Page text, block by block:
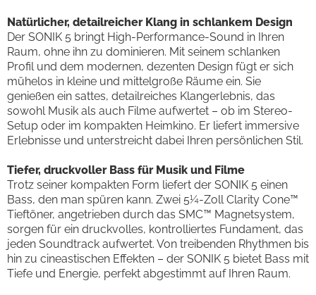
Natürlicher, detailreicher Klang in schlankem Design
Der SONIK 5 bringt High-Performance-Sound in Ihren
Raum, ohne ihn zu dominieren. Mit seinem schlanken
Profil und dem modernen, dezenten Design fügt er sich
mühelos in kleine und mittelgroße Räume ein. Sie
genießen ein sattes, detailreiches Klangerlebnis, das
sowohl Musik als auch Filme aufwertet – ob im Stereo-
Setup oder im kompakten Heimkino. Er liefert immersive
Erlebnisse und unterstreicht dabei Ihren persönlichen Stil.
Tiefer, druckvoller Bass für Musik und Filme
Trotz seiner kompakten Form liefert der SONIK 5 einen
Bass, den man spüren kann. Zwei 5¼-Zoll Clarity Cone™
Tieftöner, angetrieben durch das SMC™ Magnetsystem,
sorgen für ein druckvolles, kontrolliertes Fundament, das
jeden Soundtrack aufwertet. Von treibenden Rhythmen bis
hin zu cineastischen Effekten – der SONIK 5 bietet Bass mit
Tiefe und Energie, perfekt abgestimmt auf Ihren Raum.